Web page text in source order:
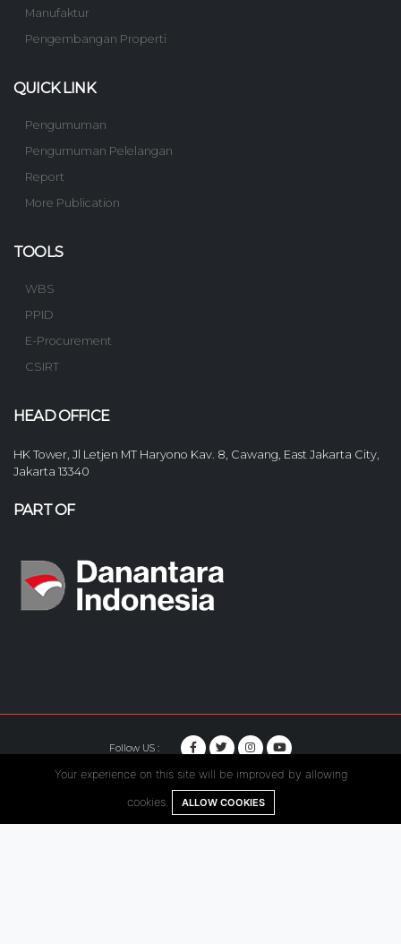
Manufaktur
Pengembangan Properti
QUICK LINK
Pengumuman
Pengumuman Pelelangan
Report
More Publication
TOOLS
WBS
PPID
E-Procurement
CSIRT
HEAD OFFICE
HK Tower, Jl Letjen MT Haryono Kav. 8, Cawang, East Jakarta City,
Jakarta 13340
PART OF
Follow US :
© Copyright 2020. Hutama Karya All Rights Reserved.
Your experience on this site will be improved by allowing
cookies. ALLOW COOKIES